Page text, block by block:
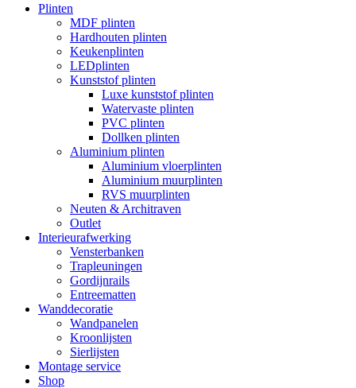
Plinten
MDF plinten
Hardhouten plinten
Keukenplinten
LEDplinten
Kunststof plinten
Luxe kunststof plinten
Watervaste plinten
PVC plinten
Dollken plinten
Aluminium plinten
Aluminium vloerplinten
Aluminium muurplinten
RVS muurplinten
Neuten & Architraven
Outlet
Interieurafwerking
Vensterbanken
Trapleuningen
Gordijnrails
Entreematten
Wanddecoratie
Wandpanelen
Kroonlijsten
Sierlijsten
Montage service
Shop